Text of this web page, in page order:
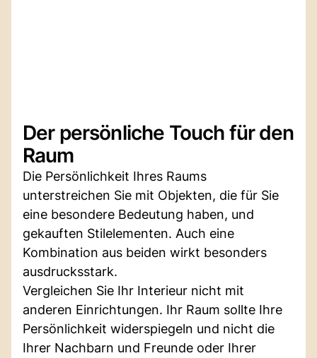
Der persönliche Touch für den
Raum
Die Persönlichkeit Ihres Raums
unterstreichen Sie mit Objekten, die für Sie
eine besondere Bedeutung haben, und
gekauften Stilelementen. Auch eine
Kombination aus beiden wirkt besonders
ausdrucksstark.
Vergleichen Sie Ihr Interieur nicht mit
anderen Einrichtungen. Ihr Raum sollte Ihre
Persönlichkeit widerspiegeln und nicht die
Ihrer Nachbarn und Freunde oder Ihrer